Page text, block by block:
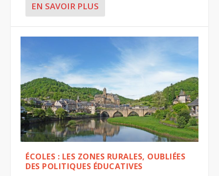
EN SAVOIR PLUS
ÉCOLES : LES ZONES RURALES, OUBLIÉES
DES POLITIQUES ÉDUCATIVES